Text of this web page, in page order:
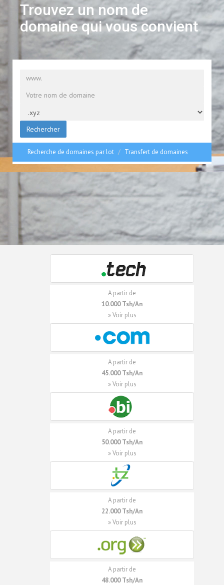
Trouvez un nom de
domaine qui vous convient
Rechercher
Recherche de domaines par lot Transfert de domaines
A partir de
10.000 Tsh/An
» Voir plus
A partir de
45.000 Tsh/An
» Voir plus
A partir de
50.000 Tsh/An
» Voir plus
A partir de
22.000 Tsh/An
» Voir plus
A partir de
48.000 Tsh/An